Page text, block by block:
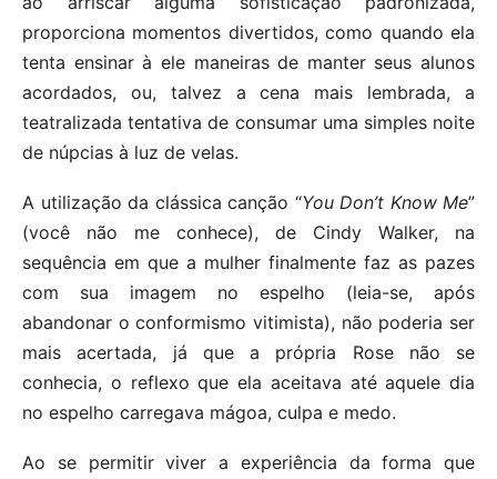
proporciona momentos divertidos, como quando ela
tenta ensinar à ele maneiras de manter seus alunos
acordados, ou, talvez a cena mais lembrada, a
teatralizada tentativa de consumar uma simples noite
de núpcias à luz de velas.
A utilização da clássica canção “You Don’t Know Me”
(você não me conhece), de Cindy Walker, na
sequência em que a mulher finalmente faz as pazes
com sua imagem no espelho (leia-se, após
abandonar o conformismo vitimista), não poderia ser
mais acertada, já que a própria Rose não se
conhecia, o reflexo que ela aceitava até aquele dia
no espelho carregava mágoa, culpa e medo.
Ao se permitir viver a experiência da forma que